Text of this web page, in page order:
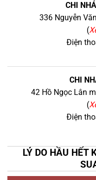
CHI
336 Nguyễn
(
Điện
CHI
42 Hồ Ngọc Lân
(
Điện
LÝ DO HẦU HẾT